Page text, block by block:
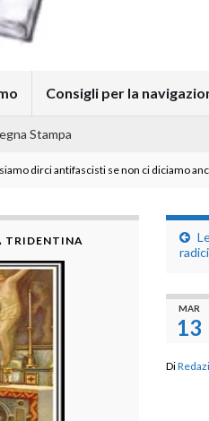
Consigli per la
Stampa
dirci antifascisti se non ci diciamo
MAR
13
Di
TRIDENTINA